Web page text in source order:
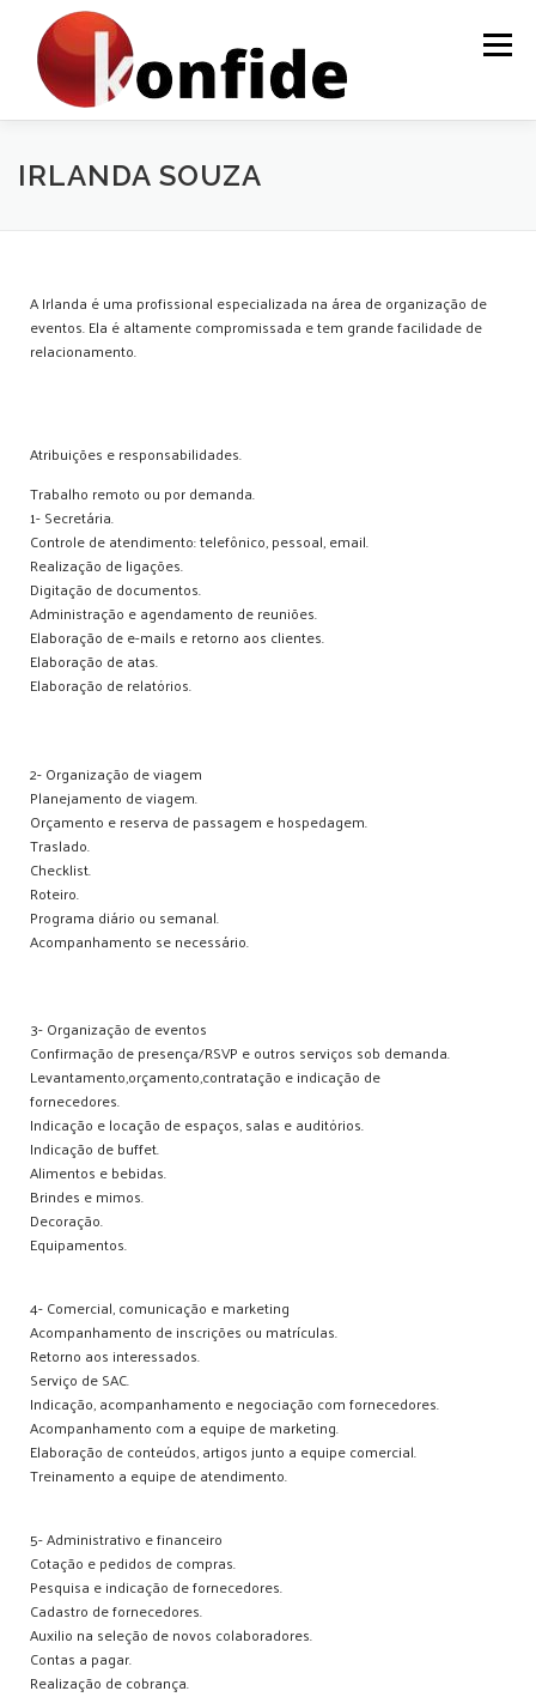
Menu
INÍCIO FAÇA PARTE
IRLANDA SOUZA
A Irlanda é uma profissional especializada na área de organização de
eventos. Ela é altamente compromissada e tem grande facilidade de
relacionamento.
Atribuições e responsabilidades.
Trabalho remoto ou por demanda.
1- Secretária.
Controle de atendimento: telefônico, pessoal, email.
Realização de ligações.
Digitação de documentos.
Administração e agendamento de reuniões.
Elaboração de e-mails e retorno aos clientes.
Elaboração de atas.
Elaboração de relatórios.
2- Organização de viagem
Planejamento de viagem.
Orçamento e reserva de passagem e hospedagem.
Traslado.
Checklist.
Roteiro.
Programa diário ou semanal.
Acompanhamento se necessário.
3- Organização de eventos
Confirmação de presença/RSVP e outros serviços sob demanda.
Levantamento,orçamento,contratação e indicação de
fornecedores.
Indicação e locação de espaços, salas e auditórios.
Indicação de buffet.
Alimentos e bebidas.
Brindes e mimos.
Decoração.
Equipamentos.
4- Comercial, comunicação e marketing
Acompanhamento de inscrições ou matrículas.
Retorno aos interessados.
Serviço de SAC.
Indicação, acompanhamento e negociação com fornecedores.
Acompanhamento com a equipe de marketing.
Elaboração de conteúdos, artigos junto a equipe comercial.
Treinamento a equipe de atendimento.
5- Administrativo e financeiro
Cotação e pedidos de compras.
Pesquisa e indicação de fornecedores.
Cadastro de fornecedores.
Auxilio na seleção de novos colaboradores.
Contas a pagar.
Realização de cobrança.